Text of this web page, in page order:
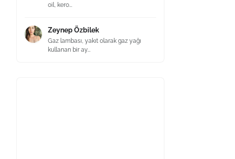
oil, kero...
Zeynep Özbilek
Gaz lambası, yakıt olarak gaz yağı
kullanan bir ay...